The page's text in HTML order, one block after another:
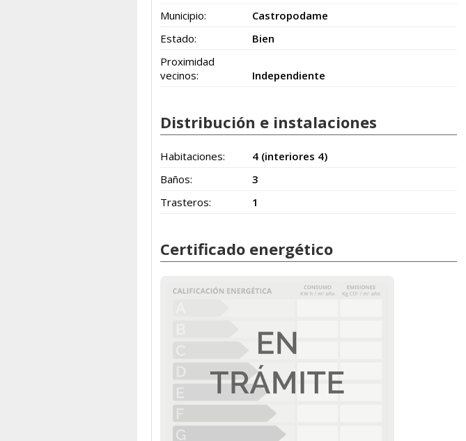
Municipio:
Castropodame
Estado:
Bien
Proximidad
vecinos:
Independiente
Distribución e instalaciones
Habitaciones:
4 (interiores 4)
Baños:
3
Trasteros:
1
Certificado energético